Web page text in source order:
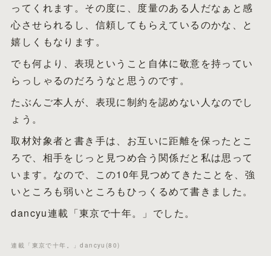
ってくれます。その度に、度量のある人だなぁと感
心させられるし、信頼してもらえているのかな、と
嬉しくもなります。
でも何より、表現ということ自体に敬意を持ってい
らっしゃるのだろうなと思うのです。
たぶんご本人が、表現に制約を認めない人なのでし
ょう。
取材対象者と書き手は、お互いに距離を保ったとこ
ろで、相手をじっと見つめ合う関係だと私は思って
います。なので、この10年見つめてきたことを、強
いところも弱いところもひっくるめて書きました。
dancyu連載「東京で十年。」でした。
連載「東京で十年。」dancyu (80)